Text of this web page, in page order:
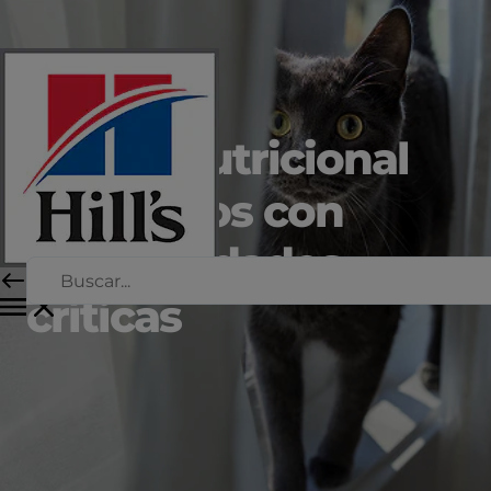
Apoyo nutricional
para gatos con
enfermedades
críticas